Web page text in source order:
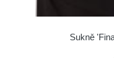
Sukně